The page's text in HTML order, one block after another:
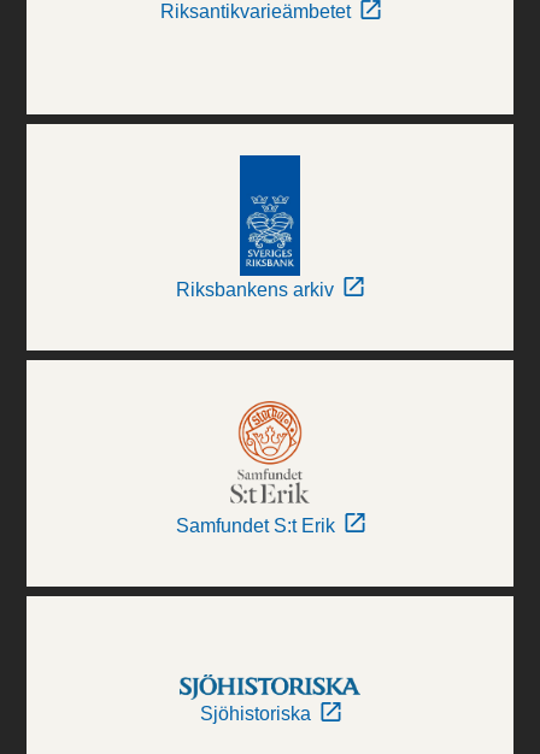
Riksantikvarieämbetet
Riksbankens arkiv
Samfundet S:t Erik
Sjöhistoriska